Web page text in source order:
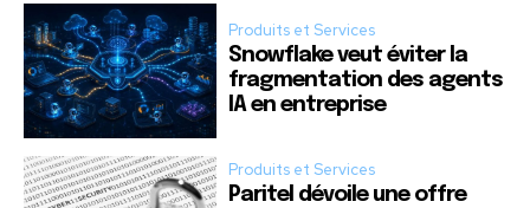
Produits et Services
Snowflake veut éviter la
fragmentation des agents
IA en entreprise
Produits et Services
Paritel dévoile une offre